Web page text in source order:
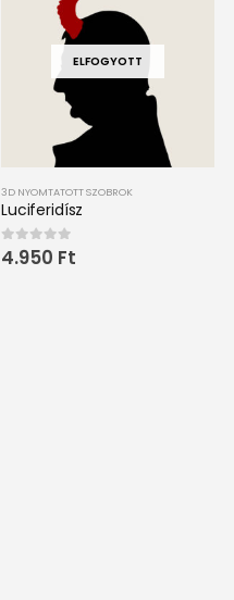
ELFOGYOTT
3D NYOMTATOTT SZOBROK
Luciferidísz
0out of 5
4.950 Ft